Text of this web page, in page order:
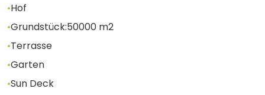
•Hof
•Grundstück:50000 m2
•Terrasse
•Garten
•Sun Deck